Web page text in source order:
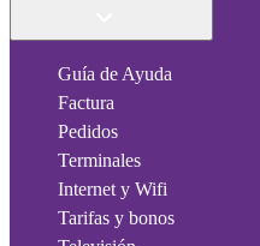
Guía de Ayuda
Factura
Pedidos
Terminales
Internet y Wifi
Tarifas y bonos